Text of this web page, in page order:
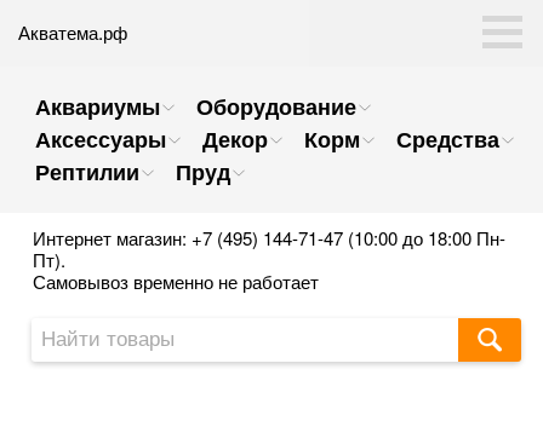
Акватема.рф
Аквариумы
Оборудование
Аксессуары
Декор Корм
Средства
Рептилии
Пруд
Интернет магазин: +7 (495) 144-71-47 (10:00 до 18:00 Пн-
Пт).
Самовывоз временно не работает